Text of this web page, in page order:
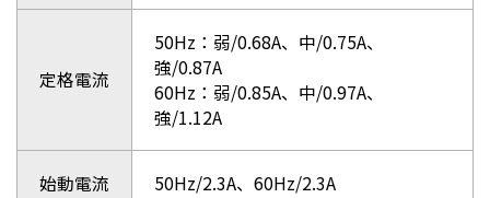
定格電流
50Hz：弱/0.68A、中/0.75A、
強/0.87A
60Hz：弱/0.85A、中/0.97A、
強/1.12A
始動電流 50Hz/2.3A、60Hz/2.3A